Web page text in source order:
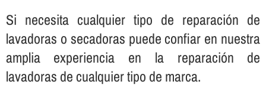
Si necesita cualquier tipo de reparación de
lavadoras o secadoras puede confiar en nuestra
amplia experiencia en la reparación de
lavadoras de cualquier tipo de marca.